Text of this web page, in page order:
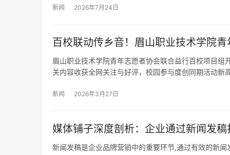
新闻 2026年7月24日
百校联动传乡音！眉山职业技术学院
眉山职业技术学院青年志愿者协会联合益行百校项目组
关内容收获全网关注与好评，校园参与度创同期活动新
新闻 2026年3月27日
媒体铺子深度剖析：企业通过新闻发
新闻发稿是企业品牌营销中的重要环节,通过有效的新